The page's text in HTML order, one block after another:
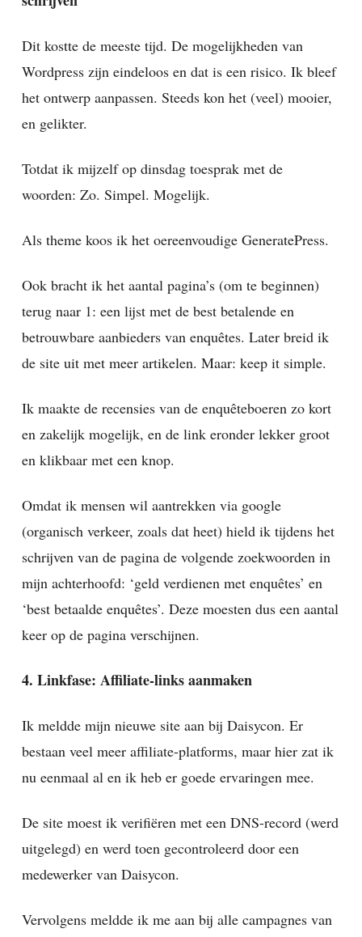
Dit kostte de meeste tijd. De mogelijkheden van
Wordpress zijn eindeloos en dat is een risico. Ik bleef
het ontwerp aanpassen. Steeds kon het (veel) mooier,
en gelikter.
Totdat ik mijzelf op dinsdag toesprak met de
woorden: Zo. Simpel. Mogelijk.
Als theme koos ik het oereenvoudige GeneratePress.
Ook bracht ik het aantal pagina’s (om te beginnen)
terug naar 1: een lijst met de best betalende en
betrouwbare aanbieders van enquêtes. Later breid ik
de site uit met meer artikelen. Maar: keep it simple.
Ik maakte de recensies van de enquêteboeren zo kort
en zakelijk mogelijk, en de link eronder lekker groot
en klikbaar met een knop.
Omdat ik mensen wil aantrekken via google
(organisch verkeer, zoals dat heet) hield ik tijdens het
schrijven van de pagina de volgende zoekwoorden in
mijn achterhoofd: ‘geld verdienen met enquêtes’ en
‘best betaalde enquêtes’. Deze moesten dus een aantal
keer op de pagina verschijnen.
4. Linkfase: Affiliate-links aanmaken
Ik meldde mijn nieuwe site aan bij Daisycon. Er
bestaan veel meer affiliate-platforms, maar hier zat ik
nu eenmaal al en ik heb er goede ervaringen mee.
De site moest ik verifiëren met een DNS-record (werd
uitgelegd) en werd toen gecontroleerd door een
medewerker van Daisycon.
Vervolgens meldde ik me aan bij alle campagnes van